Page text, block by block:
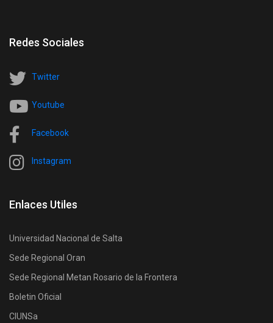
Redes Sociales
Twitter
Youtube
Facebook
Instagram
Enlaces Utiles
Universidad Nacional de Salta
Sede Regional Oran
Sede Regional Metan Rosario de la Frontera
Boletin Oficial
CIUNSa